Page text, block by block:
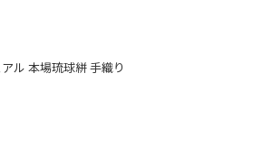
ル 本場琉球絣 手織り